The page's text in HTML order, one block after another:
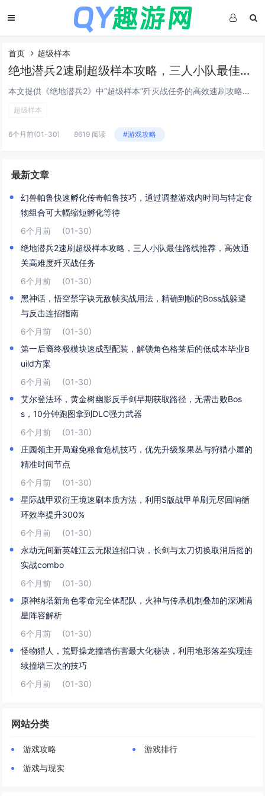
首页 超级样本
绝地潜兵2速刷超级样本攻略，三人小队最佳路线推荐，高效通关高难度歼灭战任务
本文提供《绝地潜兵2》中“超级样本”歼灭战任务的高效速刷攻略，聚焦三人小队协同作战，推荐最优路线：开局直取西北主样本点，途中清理关键敌方炮台与补给站；第二阶段分兵控制东西双侧高台，压制增援波次；最终集中火力速破核心样本容器，强调角色搭配（1...
超级样本
6个月前(01-30) 8619 阅读 #游戏攻略
最新文章
幻兽帕鲁快速孵化传奇帕鲁技巧，通过调整游戏内时间与特定食
物组合可大幅缩短孵化等待
6个月前
(01-30)
绝地潜兵2速刷超级样本攻略，三人小队最佳路线推荐，高效通
关高难度歼灭战任务
6个月前
(01-30)
黑神话，悟空禁字诀无敌帧实战用法，精确到帧的Boss战躲避
与反击连招指南
6个月前
(01-30)
第一后裔终极模块速成型配装，解锁角色格莱后的低成本毕业B
uild方案
6个月前
(01-30)
艾尔登法环，黄金树幽影反手剑早期获取路径，无需击败Bos
s，10分钟跑图拿到DLC强力武器
6个月前
(01-30)
庄园领主开局避免粮食危机技巧，优先升级浆果丛与狩猎小屋的
精准时间节点
6个月前
(01-30)
星际战甲双衍王境速刷本质方法，利用S版战甲单刷无尽回响循
环效率提升300%
6个月前
(01-30)
永劫无间新英雄江云无限连招口诀，长剑与太刀切换取消后摇的
实战combo
6个月前
(01-30)
原神纳塔新角色零命完全体配队，火神与传承机制叠加的深渊满
星阵容解析
6个月前
(01-30)
怪物猎人，荒野操龙撞墙伤害最大化秘诀，利用地形落差实现连
续撞墙三次的技巧
6个月前
(01-30)
网站分类
游戏攻略
游戏排行
游戏与现实